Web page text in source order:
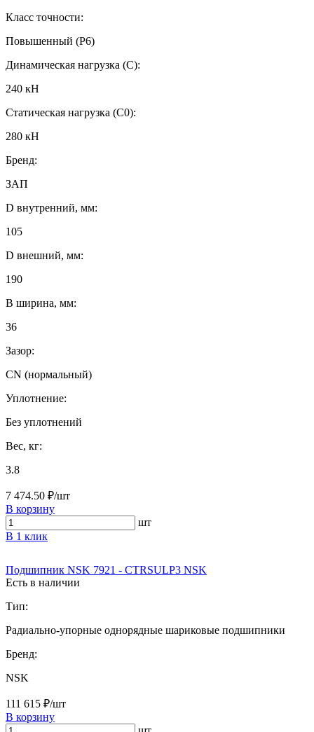
Класс точности:
Повышенный (P6)
Динамическая нагрузка (C):
240 кН
Статическая нагрузка (C0):
280 кН
Бренд:
ЗАП
D внутренний, мм:
105
D внешний, мм:
190
B ширина, мм:
36
Зазор:
CN (нормальный)
Уплотнение:
Без уплотнений
Вес, кг:
3.8
7 474.50 ₽/шт
В корзину
шт
В 1 клик
Подшипник NSK 7921 - CTRSULP3 NSK
Есть в наличии
Тип:
Радиально-упорные однорядные шариковые подшипники
Бренд:
NSK
111 615 ₽/шт
В корзину